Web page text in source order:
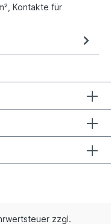
Kontakte für
zzgl.